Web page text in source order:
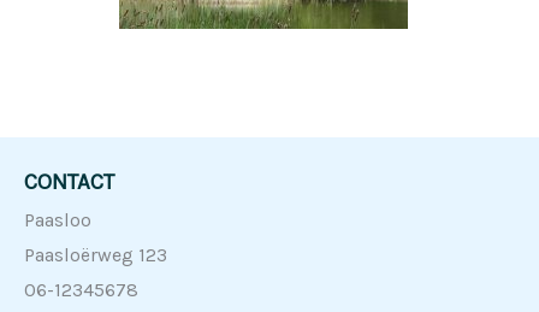
CONTACT
Paasloo
Paasloërweg 123
06-12345678